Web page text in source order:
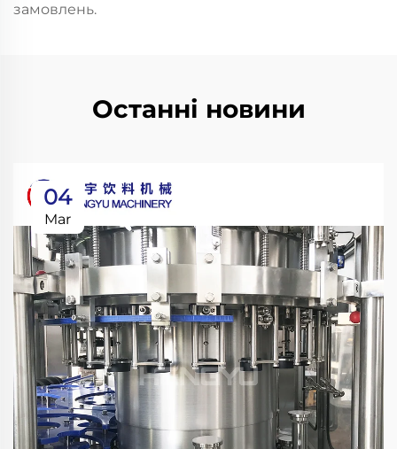
замовлень.
Останні новини
04
Mar